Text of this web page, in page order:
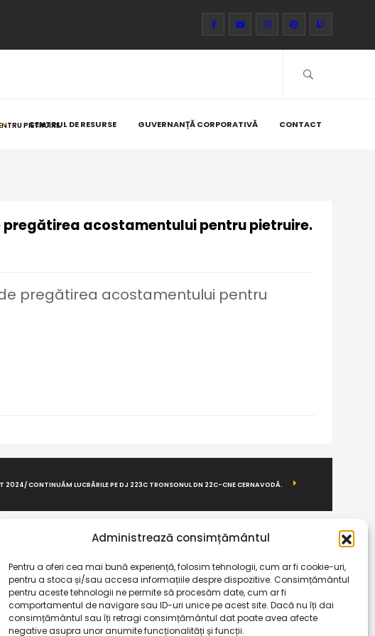
Administrează consimțământul
Pentru a oferi cea mai bună experiență, folosim tehnologii, cum ar fi cookie-uri,
pentru a stoca și/sau accesa informațiile despre dispozitive. Consimțământul
pentru aceste tehnologii ne permite să procesăm date, cum ar fi
comportamentul de navigare sau ID-uri unice pe acest site. Dacă nu îți dai
consimțământul sau îți retragi consimțământul dat poate avea afecte
negative asupra unor anumite funcționalități și funcții.
CENTRUL DE RESURSE GUVERNANȚĂ CORPORATIVĂ CONTACT
PIETRUIRE.
pregătirea acostamentului pentru pietruire.
pregătirea acostamentului pentru
2024/ CONTINUĂM LUCRĂRILE PE DJ 223C TRONSONUL DN 22C-CNE CERNAVODĂ.